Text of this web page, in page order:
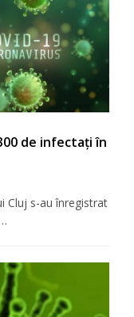
de infectați în
Cluj s-au înregistrat